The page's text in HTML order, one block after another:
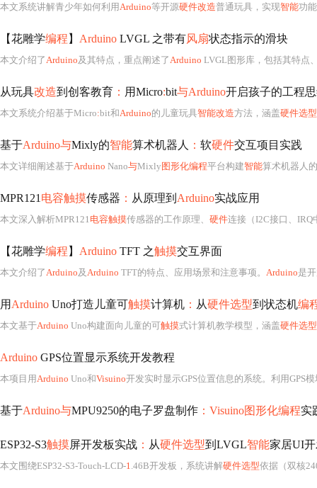
本文系统讲解青少年如何利用Arduino等开源硬件改造普通玩具，实现智能功能
【花雕学编程 】 Arduino LVGL 之带有风扇状态指示的滑块
本文介绍了Arduino及其特点，重点阐述了Arduino LVGL图形库，包括其特点、
从玩具改造到创客教育 ： 用Micro:bit与Arduino开启孩子的工程
本文系统介绍基于Micro:bit和Arduino的儿童玩具智能改造方法，涵盖硬件选型
基于Arduino与Mixly的智能算术机器人 ： 软硬件交互项目实践
本文详细阐述基于Arduino Nano与Mixly 图形化编程平台构建智能算术机器人
MPR121 电容触摸传感器 ： 从原理到 Arduino实战应用
本文深入解析MPR121电容触摸传感器的工作原理、 硬件连接（I2C接口、IRQ中断、电极设计
【花雕学编程 】 Arduino TFT 之触摸交互界面
本文介绍了Arduino及Arduino TFT的特点、应用场景和注意事项。 Arduino是开放
用 Arduino Uno打造儿童可触摸计算机 ： 从硬件选型到状态机编
本文基于Arduino Uno构建面向儿童的可触摸式计算机教学模型，涵盖硬件选型
Arduino GPS位置显示系统开发教程
本项目用Arduino Uno和Visuino开发实时显示GPS位置信息的系统。利用GPS
基于Arduino与MPU9250的电子罗盘制作 ：Visuino图形化编程实
ESP32-S3触摸屏开发板实战 ： 从硬件选型到LVGL智能家居UI
本文围绕ESP32-S3-Touch-LCD-1.46B开发板，系统讲解硬件选型依据（双核